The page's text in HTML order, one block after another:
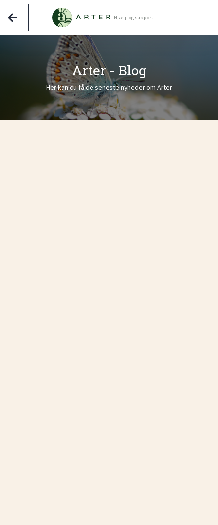
Hjælp og support
Arter - Blog
Her kan du få de seneste nyheder om Arter